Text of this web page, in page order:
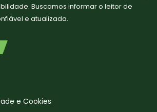
Buscamos informar o leitor de
e atualizada.
e Cookies